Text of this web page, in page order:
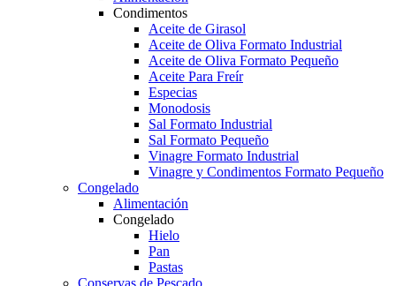
Condimentos
Aceite de Girasol
Aceite de Oliva Formato Industrial
Aceite de Oliva Formato Pequeño
Aceite Para Freír
Especias
Monodosis
Sal Formato Industrial
Sal Formato Pequeño
Vinagre Formato Industrial
Vinagre y Condimentos Formato Pequeño
Congelado
Alimentación
Congelado
Hielo
Pan
Pastas
Conservas de Pescado